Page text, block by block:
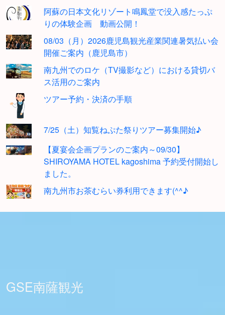
阿蘇の日本文化リゾート鳴鳳堂で没入感たっぷ
りの体験企画 動画公開！
08/03（月）2026鹿児島観光産業関連暑気払い会
開催ご案内（鹿児島市）
南九州でのロケ（TV撮影など）における貸切バ
ス活用のご案内
ツアー予約・決済の手順
7/25（土）知覧ねぷた祭りツアー募集開始♪
【夏宴会企画プランのご案内～09/30】
SHIROYAMA HOTEL kagoshima 予約受付開始し
ました。
南九州市お茶むらい券利用できます(^^♪
GSE南薩観光